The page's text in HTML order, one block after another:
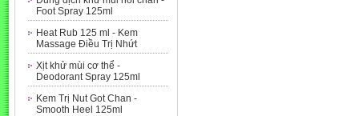
Foot Spray 125ml
Heat Rub 125 ml - Kem
Massage Điều Trị Nhứt
Xịt khử mùi cơ thể -
Deodorant Spray 125ml
Kem Trị Nut Got Chan -
Smooth Heel 125ml